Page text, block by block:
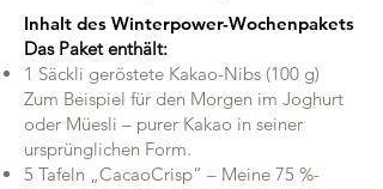
Inhalt des Winterpower-Wochenpakets
Das Paket enthält:
1 Säckli geröstete Kakao-Nibs (100 g)
Zum Beispiel für den Morgen im Joghurt
oder Müesli – purer Kakao in seiner
ursprünglichen Form.
5 Tafeln „CacaoCrisp“ – Meine 75 %-